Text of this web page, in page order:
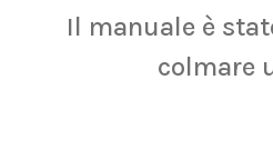
Il manuale è
colmare